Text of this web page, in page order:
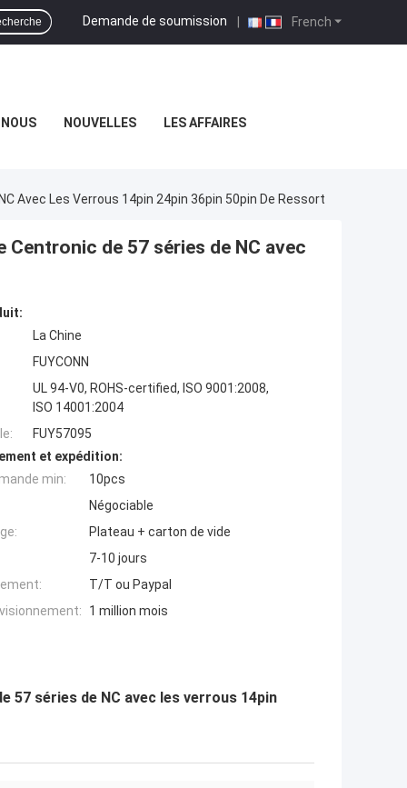
French
Demande de soumission |
NOUVELLES LES AFFAIRES
Avec Les Verrous 14pin 24pin 36pin 50pin De Ressort
de 57 séries de NC avec
La Chine
FUYCONN
UL 94-V0, ROHS-certified, ISO 9001:2008,
ISO 14001:2004
FUY57095
et expédition:
min:
10pcs
Négociable
Plateau + carton de vide
7-10 jours
T/T ou Paypal
1 million mois
57 séries de NC avec les verrous 14pin